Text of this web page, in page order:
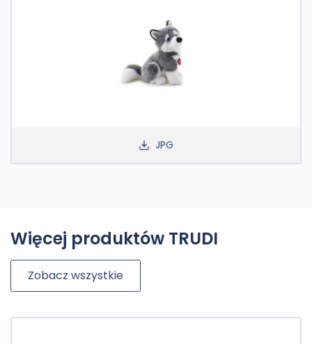
JPG
Więcej produktów TRUDI
Zobacz wszystkie